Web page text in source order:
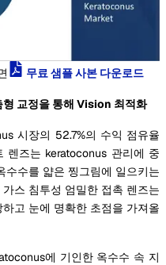
무료 샘플 사본 다운로드
교정을 통해 Vision 최적화
시장의 52.7%의 수익 점유율
렌즈는 keratoconus 관리에 중
수수를 얇은 찡그림에 일으키는
스 침투성 엄밀한 접촉 렌즈는
고 눈에 명확한 초점을 가져올
에 기인한 옥수수 속 지